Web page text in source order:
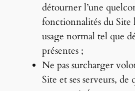
détourner l’une
fonctionnalités du Site
usage normal tel que
présentes ;
Ne pas surcharger
Site et ses serveurs, de